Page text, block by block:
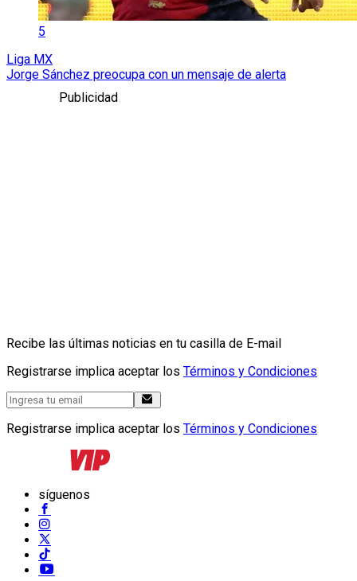
5
Liga MX
Jorge Sánchez preocupa con un mensaje de alerta
Publicidad
Recibe las últimas noticias en tu casilla de E-mail
Registrarse implica aceptar los Términos y Condiciones
Registrarse implica aceptar los Términos y Condiciones
síguenos